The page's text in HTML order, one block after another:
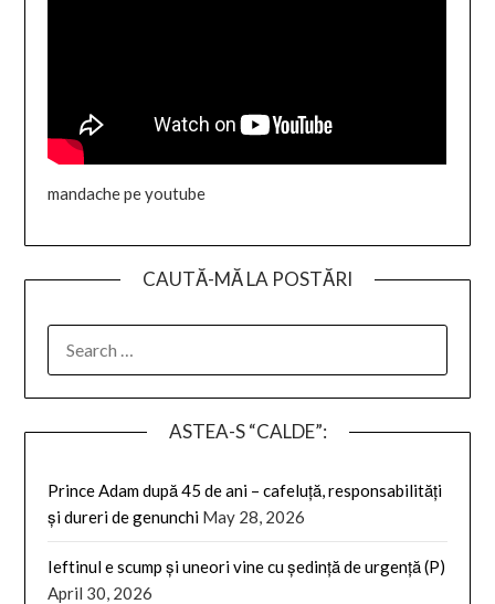
mandache pe youtube
CAUTĂ-MĂ LA POSTĂRI
FOR:
ASTEA-S “CALDE”:
Prince Adam după 45 de ani – cafeluță, responsabilități
și dureri de genunchi May 28, 2026
Ieftinul e scump și uneori vine cu ședință de urgență (P)
April 30, 2026